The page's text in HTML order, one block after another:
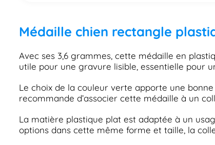
Médaille chien rectangle
Avec ses 3,6 grammes, cette médaille en
utile pour une gravure lisible, essentielle pour
Le choix de la couleur verte apporte une
recommande d’associer cette médaille à un
La matière plastique plat est adaptée à un
options dans cette même forme et taille, la